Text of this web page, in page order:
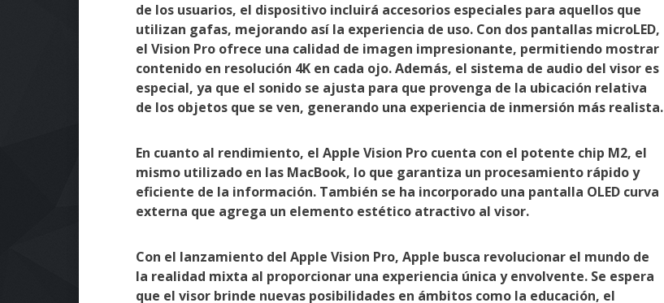
de los usuarios, el dispositivo incluirá accesorios especiales para aquellos que
utilizan gafas, mejorando así la experiencia de uso. Con dos pantallas microLED,
el Vision Pro ofrece una calidad de imagen impresionante, permitiendo mostrar
contenido en resolución 4K en cada ojo. Además, el sistema de audio del visor es
especial, ya que el sonido se ajusta para que provenga de la ubicación relativa
de los objetos que se ven, generando una experiencia de inmersión más realista.
En cuanto al rendimiento, el Apple Vision Pro cuenta con el potente chip M2, el
mismo utilizado en las MacBook, lo que garantiza un procesamiento rápido y
eficiente de la información. También se ha incorporado una pantalla OLED curva
externa que agrega un elemento estético atractivo al visor.
Con el lanzamiento del Apple Vision Pro, Apple busca revolucionar el mundo de
la realidad mixta al proporcionar una experiencia única y envolvente. Se espera
que el visor brinde nuevas posibilidades en ámbitos como la educación, el